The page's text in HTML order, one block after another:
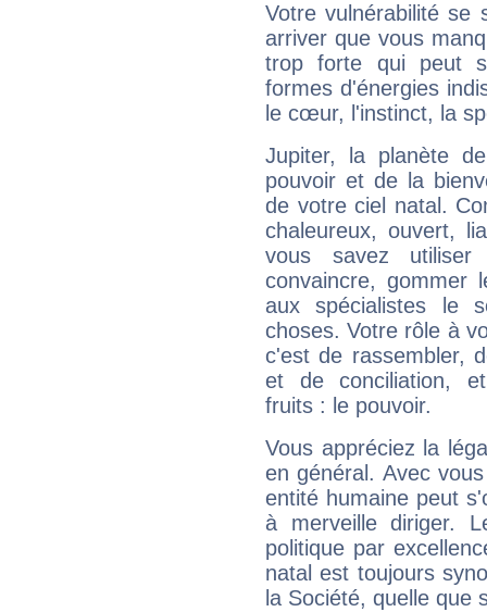
Votre vulnérabilité se
arriver que vous
trop forte qui peut
formes d'énergies
le cœur, l'instinct, la
Jupiter, la planète
pouvoir et de la
de votre ciel natal.
chaleureux, ouvert,
vous savez
convaincre, gommer
aux spécialistes le
choses. Votre rôle à
c'est de rassembler,
et de conciliation,
fruits : le pouvoir.
Vous appréciez la
en général. Avec
entité humaine peut
à merveille diriger.
politique par
natal est toujours
la Société, quelle que